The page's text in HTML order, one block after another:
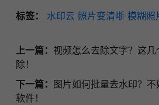
标签： 水印云 照片变清晰 模糊照
上一篇： 视频怎么去除文字？这
除！
下一篇： 图片如何批量去水印？
软件！